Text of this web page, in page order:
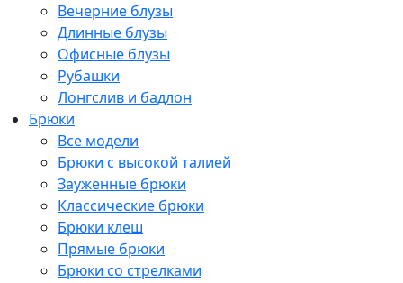
Вечерние блузы
Длинные блузы
Офисные блузы
Рубашки
Лонгслив и бадлон
Брюки
Все модели
Брюки с высокой талией
Зауженные брюки
Классические брюки
Брюки клеш
Прямые брюки
Брюки со стрелками